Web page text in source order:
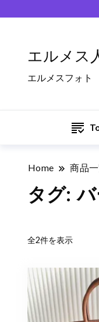
エルメス
エルメスフォト
Home 商品
タグ:
全2件を表示新
い
順